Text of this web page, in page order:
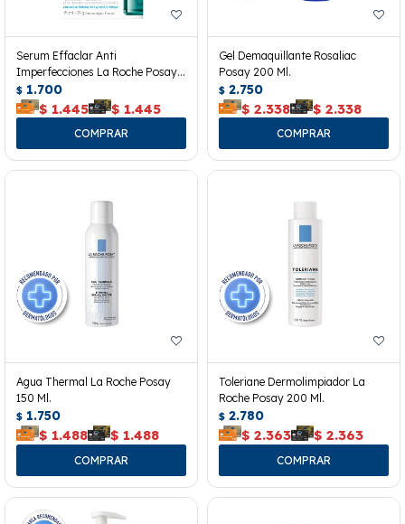
Serum Effaclar Anti
Imperfecciones La Roche Posay
15 Ml.
$ 1.700
$ 1.445 $ 1.445
Gel Demaquillante Rosaliac
Posay 200 Ml.
$ 2.750
$ 2.338 $ 2.338
Agua Thermal La Roche Posay
150 Ml.
$ 1.750
$ 1.488 $ 1.488
Toleriane Dermolimpiador La
Roche Posay 200 Ml.
$ 2.780
$ 2.363 $ 2.363